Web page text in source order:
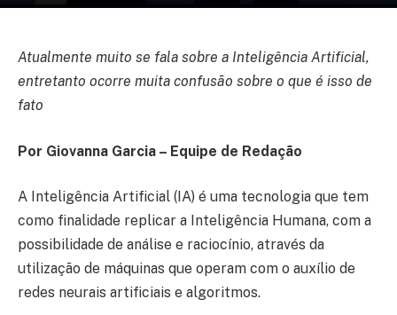
Atualmente muito se fala sobre a Inteligência Artificial,
entretanto ocorre muita confusão sobre o que é isso de
fato
Por Giovanna Garcia – Equipe de Redação
A Inteligência Artificial (IA) é uma tecnologia que tem
como finalidade replicar a Inteligência Humana, com a
possibilidade de análise e raciocínio, através da
utilização de máquinas que operam com o auxílio de
redes neurais artificiais e algoritmos.